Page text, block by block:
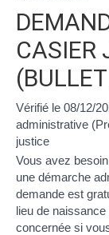
CASIER
Vérifié le 08/12/
administrative
justice
Vous avez
une démarche
demande est
lieu de naissance
concernée si